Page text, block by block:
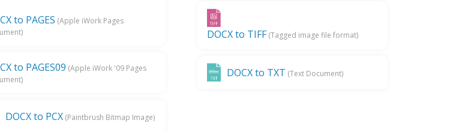
to PAGES (Apple iWork Pages
to PAGES09 (Apple iWork '09 Pages
DOCX to PCX(Paintbrush Bitmap Image)
DOCX to TIFF(Tagged image file format)
DOCX to TXT (Text Document)